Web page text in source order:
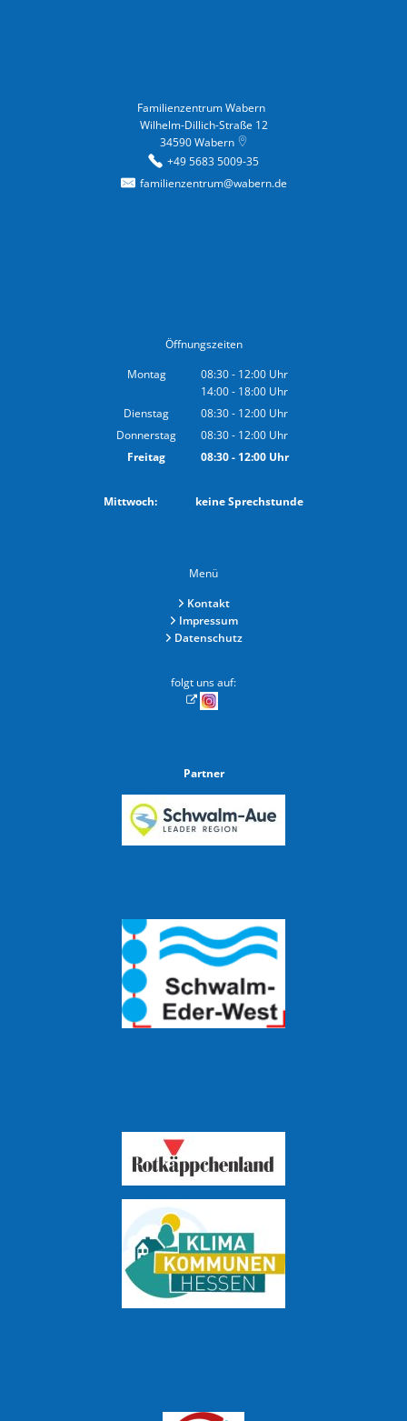
Familienzentrum Wabern
Wilhelm-Dillich-Straße 12
34590 Wabern
+49 5683 5009-35
familienzentrum@wabern.de
Öffnungszeiten
Montag
08:30- 12:00 Uhr
Von 08:30 bis 12:00 Uhr
14:00- 18:00 Uhr
Von 14:00 bis 18:00 Uhr
Dienstag 08:30- 12:00 Uhr
Von 08:30 bis 12:00 Uhr
Donnerstag 08:30- 12:00 Uhr
Von 08:30 bis 12:00 Uhr
Freitag 08:30- 12:00Uhr
Mittwoch: keine Sprechstunde
Menü
Kontakt
Impressum
Datenschutz
folgt uns auf:
Partner